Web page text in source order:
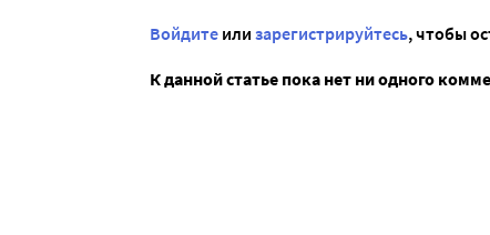
Войдите или зарегистрируйтесь, чтобы
К данной статье пока нет ни одного